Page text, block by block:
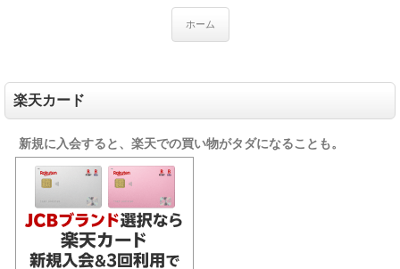
ホーム
楽天カード
新規に入会すると、楽天での買い物がタダになることも。